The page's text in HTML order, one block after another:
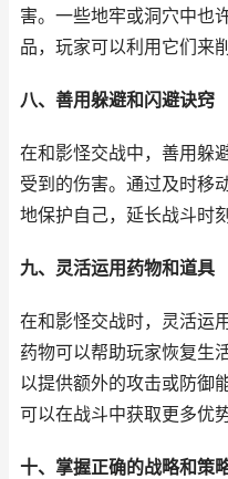
害。一些地牢或洞穴中也
品，玩家可以利用它们来
八、善用躲避和闪避诀窍
在和影怪交战中，善用躲
受到的伤害。通过及时移
地保护自己，延长战斗时刻
九、灵活运用药物和道具
在和影怪交战时，灵活运
药物可以帮助玩家恢复生
以提供额外的攻击或防御
可以在战斗中获取更多优势
十、掌握正确的战略和策